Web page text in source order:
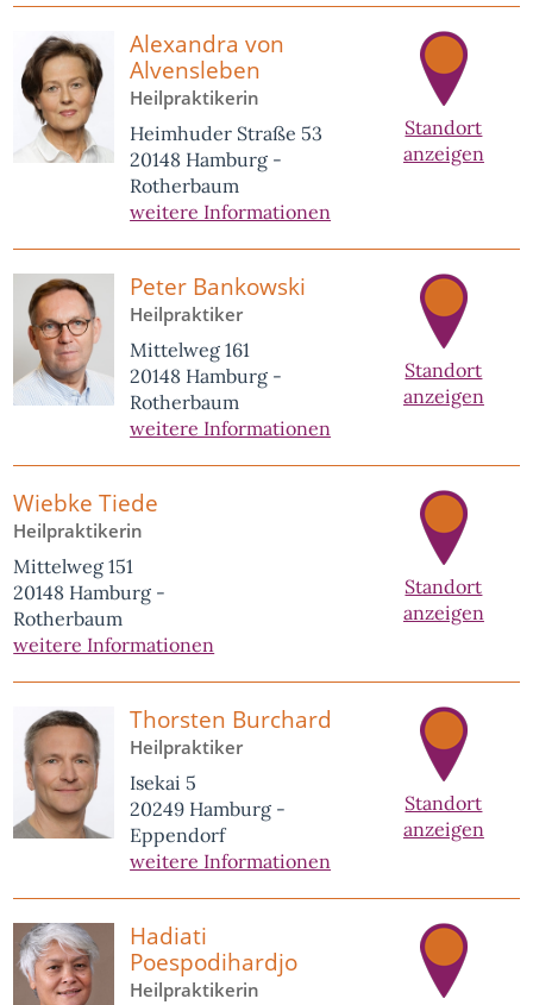
Alexandra von
Alvensleben
Heilpraktikerin
Heimhuder Straße 53
20148 Hamburg -
Rotherbaum
weitere Informationen
Standort
anzeigen
Peter Bankowski
Heilpraktiker
Mittelweg 161
20148 Hamburg -
Rotherbaum
weitere Informationen
Standort
anzeigen
Wiebke Tiede
Heilpraktikerin
Mittelweg 151
20148 Hamburg -
Rotherbaum
weitere Informationen
Standort
anzeigen
Thorsten Burchard
Heilpraktiker
Isekai 5
20249 Hamburg -
Eppendorf
weitere Informationen
Standort
anzeigen
Hadiati
Poespodihardjo
Heilpraktikerin